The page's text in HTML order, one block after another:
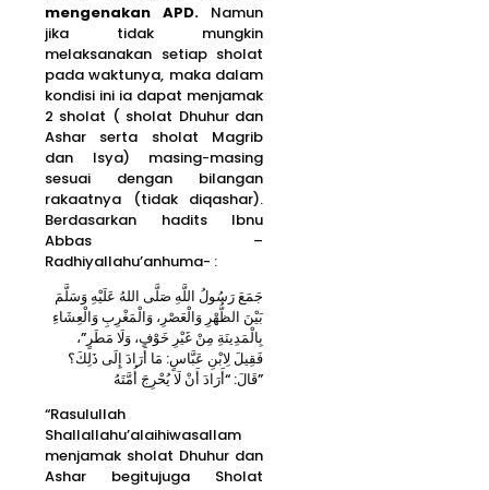
mengenakan APD. Namun
jika tidak mungkin
melaksanakan setiap sholat
pada waktunya, maka dalam
kondisi ini ia dapat menjamak
2 sholat ( sholat Dhuhur dan
Ashar serta sholat Magrib
dan Isya) masing-masing
sesuai dengan bilangan
rakaatnya (tidak diqashar).
Berdasarkan hadits Ibnu
Abbas –
Radhiyallahu’anhuma- :
جَمَعَ رَسُولُ اللَّهِ صَلَّى اللهُ عَلَيْهِ وَسَلَّمَ
بَيْنَ الظُّهْرِ وَالْعَصْرِ، وَالْمَغْرِبِ وَالْعِشَاءِ
بِالْمَدِينَةِ مِنْ غَيْرِ خَوْفٍ، وَلَا مَطَرٍ”،
فَقِيلَ لِابْنِ عَبَّاسٍ: مَا أَرَادَ إِلَى ذَلِكَ؟
قَالَ: “أَرَادَ أَنْ لَا يُحْرِجَ أُمَّتَهُ”
“Rasulullah
Shallallahu’alaihiwasallam
menjamak sholat Dhuhur dan
Ashar begitujuga Sholat